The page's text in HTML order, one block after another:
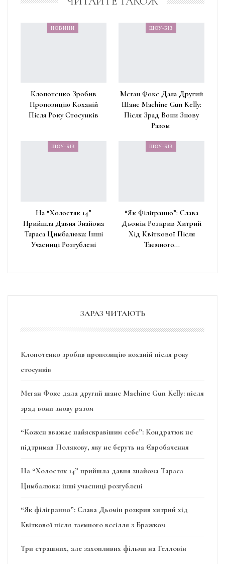
НОВИНИ
Клопотенко Зробив
Пропозицію Коханій
Після Року Стосунків
ШОУ-БІЗ
Меган Фокс Дала Другий
Шанс Machine Gun Kelly:
Після Зрад Вони Знову
Разом
ШОУ-БІЗ
На “Холостяк 14”
Прийшла Давня Знайома
Тараса Цимбалюка: Інші
Учасниці Розгублені
ШОУ-БІЗ
“Як Філігранно”: Слава
Дьомін Розкрив Хитрий
Хід Квіткової Після
Таємного…
ЗАРАЗ ЧИТАЮТЬ
Клопотенко зробив пропозицію коханій після року
стосунків
Меган Фокс дала другий шанс Machine Gun Kelly: після
зрад вони знову разом
“Кожен вважає найяскравішим себе”: Кондратюк не
підтримав Полякову, яку не беруть на Євробачення
На “Холостяк 14” прийшла давня знайома Тараса
Цимбалюка: інші учасниці розгублені
“Як філігранно”: Слава Дьомін розкрив хитрий хід
Квіткової після таємного весілля з Бражком
Три страшних, але захопливих фільми на Гелловін